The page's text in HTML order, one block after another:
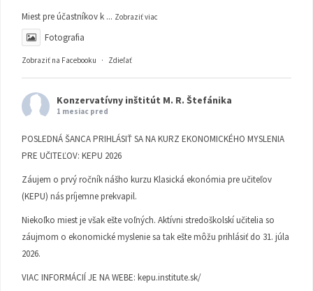
Miest pre účastníkov k ... Zobraziť viac
Fotografia
Zobraziť na Facebooku · Zdieľať
Konzervatívny inštitút M. R. Štefánika
1 mesiac pred
POSLEDNÁ ŠANCA PRIHLÁSIŤ SA NA KURZ EKONOMICKÉHO MYSLENIA
PRE UČITEĽOV: KEPU 2026
Záujem o prvý ročník nášho kurzu Klasická ekonómia pre učiteľov
(KEPU) nás príjemne prekvapil.
Niekoľko miest je však ešte voľných. Aktívni stredoškolskí učitelia so
záujmom o ekonomické myslenie sa tak ešte môžu prihlásiť do 31. júla
2026.
VIAC INFORMÁCIÍ JE NA WEBE: kepu.institute.sk/